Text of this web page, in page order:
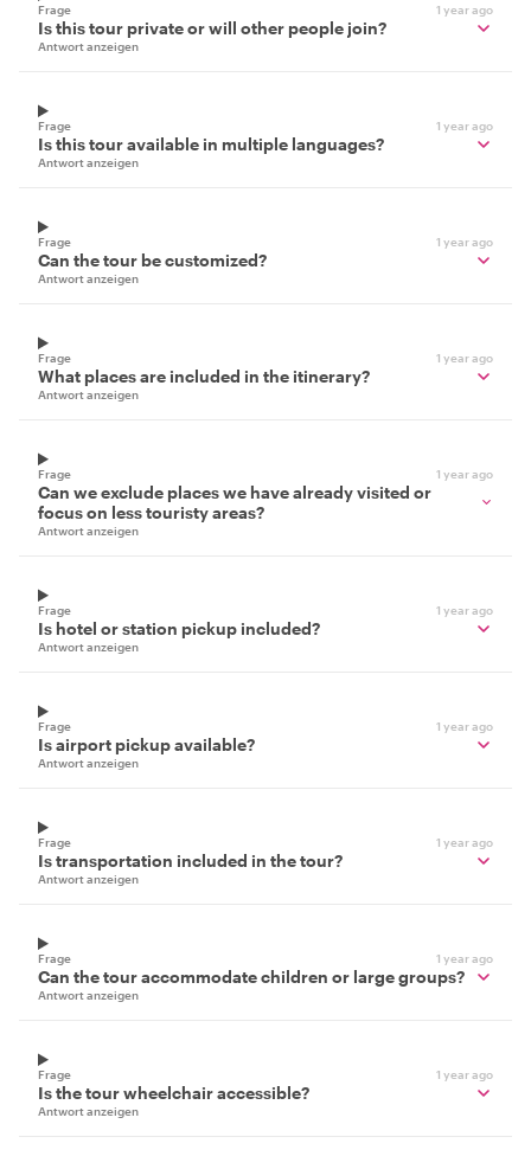
Frage 1 year ago
Is this tour private or will other people join?
Antwort anzeigen
Frage 1 year ago
Is this tour available in multiple languages?
Antwort anzeigen
Frage 1 year ago
Can the tour be customized?
Antwort anzeigen
Frage 1 year ago
What places are included in the itinerary?
Antwort anzeigen
Frage 1 year ago
Can we exclude places we have already visited or
focus on less touristy areas?
Antwort anzeigen
Frage 1 year ago
Is hotel or station pickup included?
Antwort anzeigen
Frage 1 year ago
Is airport pickup available?
Antwort anzeigen
Frage 1 year ago
Is transportation included in the tour?
Antwort anzeigen
Frage 1 year ago
Can the tour accommodate children or large groups?
Antwort anzeigen
Frage 1 year ago
Is the tour wheelchair accessible?
Antwort anzeigen